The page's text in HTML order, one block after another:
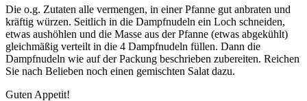
Die o.g. Zutaten alle vermengen, in einer Pfanne gut anbraten und
kräftig würzen. Seitlich in die Dampfnudeln ein Loch schneiden,
etwas aushöhlen und die Masse aus der Pfanne (etwas abgekühlt)
gleichmäßig verteilt in die 4 Dampfnudeln füllen. Dann die
Dampfnudeln wie auf der Packung beschrieben zubereiten. Reichen
Sie nach Belieben noch einen gemischten Salat dazu.
Guten Appetit!